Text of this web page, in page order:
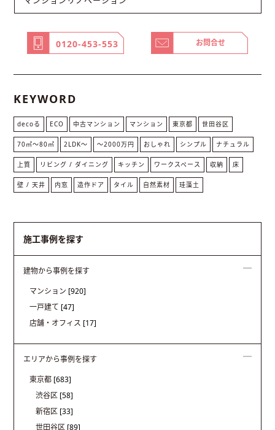
0120-453-553 お問合せ
KEYWORD
decoる ECO 中古マンション マンション 東京都 世田谷区
70㎡〜80㎡ 2LDK〜 〜2000万円 おしゃれ シンプル ナチュラル
上質 リビング / ダイニング キッチン ワークスペース 収納 床
壁 / 天井 内窓 造作ドア タイル 自然素材 珪藻土
施工事例を探す
建物から事例を探す
マンション [920]
一戸建て [47]
店舗・オフィス [17]
エリアから事例を探す
東京都 [683]
渋谷区 [58]
新宿区 [33]
世田谷区 [89]